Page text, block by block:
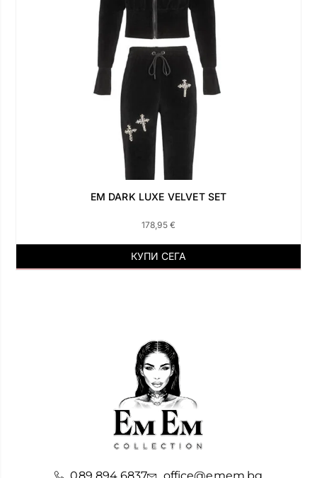
EM DARK LUXE VELVET SET
178,95 €
КУПИ СЕГА
089 894 6837 office@emem.bg